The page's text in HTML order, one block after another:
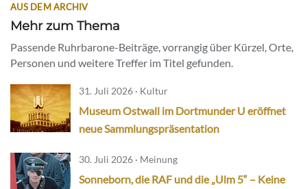
AUS DEM ARCHIV
Mehr zum Thema
Passende Ruhrbarone-Beiträge, vorrangig über Kürzel, Orte,
Personen und weitere Treffer im Titel gefunden.
31. Juli 2026 · Kultur
Museum Ostwall im Dortmunder U eröffnet
neue Sammlungspräsentation
30. Juli 2026 · Meinung
Sonneborn, die RAF und die „Ulm 5“ – Keine